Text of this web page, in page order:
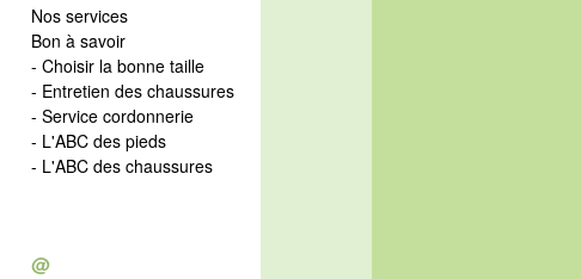
Nos services
Bon à savoir
- Choisir la bonne taille
- Entretien des chaussures
- Service cordonnerie
- L'ABC des pieds
- L'ABC des chaussures
@